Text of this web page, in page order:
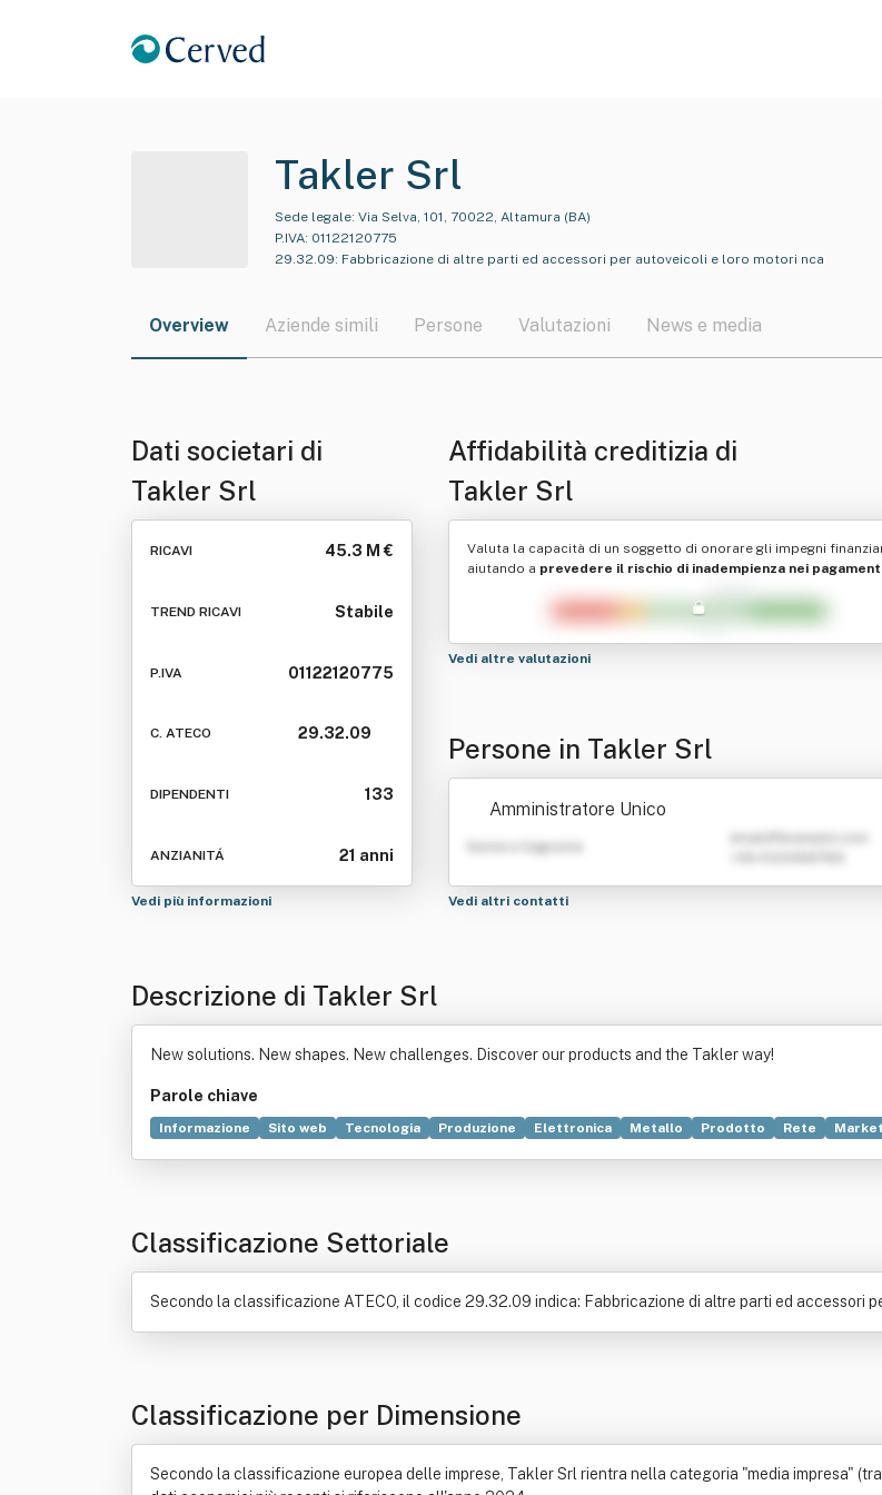
Takler Srl
Sede legale: Via Selva, 101, 70022, Altamura (BA)
P.IVA: 01122120775
29.32.09: Fabbricazione di altre parti ed accessori per autoveicoli e loro motori nca
Overview Aziende simili Persone Valutazioni News e media
Dati societari di
Takler Srl
RICAVI 45.3 M €
TREND RICAVI Stabile
P.IVA 01122120775
C. ATECO 29.32.09
DIPENDENTI 133
ANZIANITÁ 21 anni
Vedi più informazioni
Affidabilità creditizia di
Takler Srl
Valuta la capacità di un soggetto di onorare gli impegni
aiutando a prevedere il rischio di inadempienza nei
Vedi altre valutazioni
Persone in Takler Srl
Amministratore Unico
Nome e Cognome
Vedi altri contatti
Descrizione di Takler Srl
New solutions. New shapes. New challenges. Discover our products and the Takler way!
Parole chiave
Informazione Sito web Tecnologia Produzione Elettronica Metallo Prodotto Rete
Classificazione Settoriale
Secondo la classificazione ATECO, il codice 29.32.09 indica: Fabbricazione di altre parti ed accessori
Classificazione per Dimensione
Secondo la classificazione europea delle imprese, Takler Srl rientra nella categoria "media impresa"